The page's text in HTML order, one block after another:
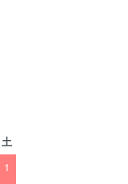
土
1